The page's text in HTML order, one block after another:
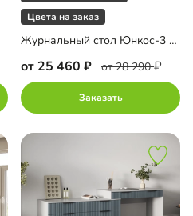
Цвета на заказ
Журнальный стол Юнкос-3 Грин
от 25 460 от 28 290
Заказать